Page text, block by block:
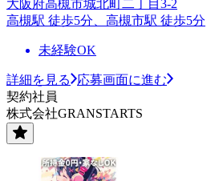
大阪府高槻市城北町二丁目3-2
高槻駅 徒歩5分、高槻市駅 徒歩5分
未経験OK
詳細を見る
応募画面に進む
契約社員
株式会社GRANSTARTS